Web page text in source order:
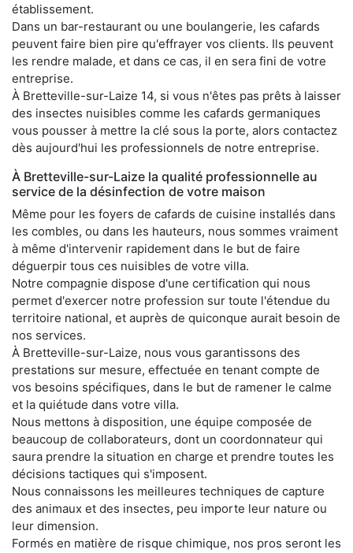
établissement.
Dans un bar-restaurant ou une boulangerie, les cafards
peuvent faire bien pire qu'effrayer vos clients. Ils peuvent
les rendre malade, et dans ce cas, il en sera fini de votre
entreprise.
À Bretteville-sur-Laize 14, si vous n'êtes pas prêts à laisser
des insectes nuisibles comme les cafards germaniques
vous pousser à mettre la clé sous la porte, alors contactez
dès aujourd'hui les professionnels de notre entreprise.
À Bretteville-sur-Laize la qualité professionnelle au
service de la désinfection de votre maison
Même pour les foyers de cafards de cuisine installés dans
les combles, ou dans les hauteurs, nous sommes vraiment
à même d'intervenir rapidement dans le but de faire
déguerpir tous ces nuisibles de votre villa.
Notre compagnie dispose d'une certification qui nous
permet d'exercer notre profession sur toute l'étendue du
territoire national, et auprès de quiconque aurait besoin de
nos services.
À Bretteville-sur-Laize, nous vous garantissons des
prestations sur mesure, effectuée en tenant compte de
vos besoins spécifiques, dans le but de ramener le calme
et la quiétude dans votre villa.
Nous mettons à disposition, une équipe composée de
beaucoup de collaborateurs, dont un coordonnateur qui
saura prendre la situation en charge et prendre toutes les
décisions tactiques qui s'imposent.
Nous connaissons les meilleures techniques de capture
des animaux et des insectes, peu importe leur nature ou
leur dimension.
Formés en matière de risque chimique, nos pros seront les